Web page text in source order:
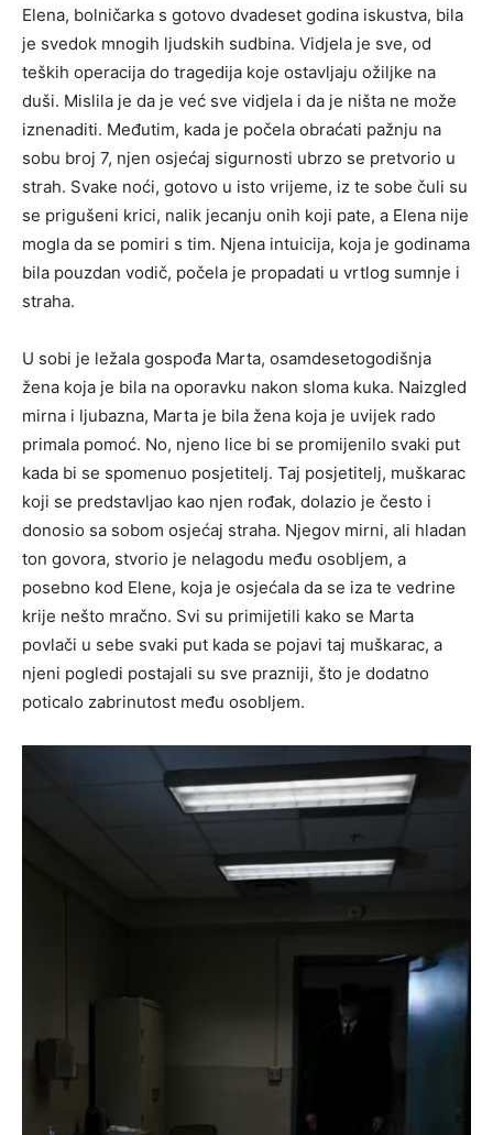
Elena, bolničarka s gotovo dvadeset godina iskustva, bila
je svedok mnogih ljudskih sudbina. Vidjela je sve, od
teških operacija do tragedija koje ostavljaju ožiljke na
duši. Mislila je da je već sve vidjela i da je ništa ne može
iznenaditi. Međutim, kada je počela obraćati pažnju na
sobu broj 7, njen osjećaj sigurnosti ubrzo se pretvorio u
strah. Svake noći, gotovo u isto vrijeme, iz te sobe čuli su
se prigušeni krici, nalik jecanju onih koji pate, a Elena nije
mogla da se pomiri s tim. Njena intuicija, koja je godinama
bila pouzdan vodič, počela je propadati u vrtlog sumnje i
straha.
U sobi je ležala gospođa Marta, osamdesetogodišnja
žena koja je bila na oporavku nakon sloma kuka. Naizgled
mirna i ljubazna, Marta je bila žena koja je uvijek rado
primala pomoć. No, njeno lice bi se promijenilo svaki put
kada bi se spomenuo posjetitelj. Taj posjetitelj, muškarac
koji se predstavljao kao njen rođak, dolazio je često i
donosio sa sobom osjećaj straha. Njegov mirni, ali hladan
ton govora, stvorio je nelagodu među osobljem, a
posebno kod Elene, koja je osjećala da se iza te vedrine
krije nešto mračno. Svi su primijetili kako se Marta
povlači u sebe svaki put kada se pojavi taj muškarac, a
njeni pogledi postajali su sve prazniji, što je dodatno
poticalo zabrinutost među osobljem.